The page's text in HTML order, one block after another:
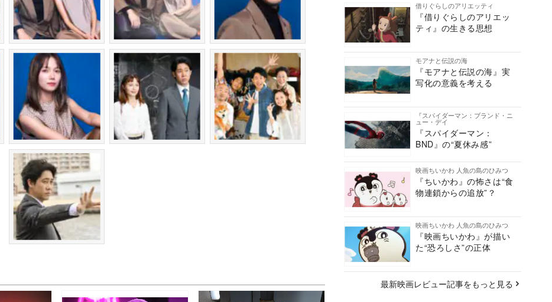
借りぐらしのアリエッティ
『借りぐらしのアリエッ
ティ』の生きる思想
モアナと伝説の海
『モアナと伝説の海』実
写化の意義を考える
『スパイダーマン：ブランド・ニ
ュー・デイ
『スパイダーマン：
BND』の“夏休み感”
映画ちいかわ 人魚の島のひみつ
『ちいかわ』の怖さは“食
物連鎖からの追放”？
映画ちいかわ 人魚の島のひみつ
『映画ちいかわ』が描い
た“恐ろしさ”の正体
最新映画レビュー記事をもっと見る